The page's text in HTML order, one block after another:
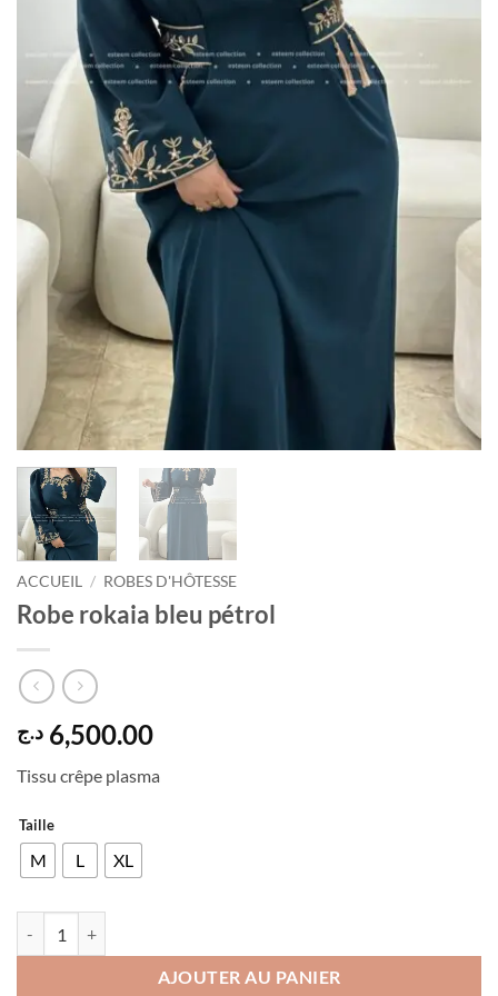
ACCUEIL / ROBES D'HÔTESSE
Robe rokaia bleu pétrol
6,500.00 د.ج
Tissu crêpe plasma
Taille
M L XL
AJOUTER AU PANIER